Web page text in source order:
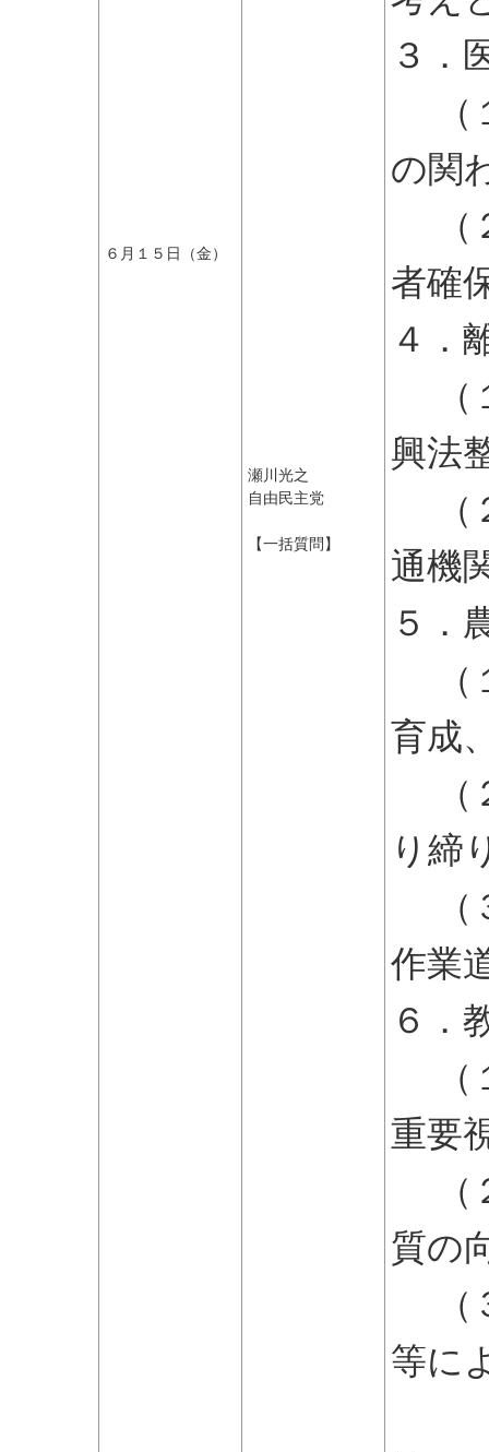
６月１５日（金）
瀬川光之
自由民主党
【一括質問】
３．
（
の関
（
者確
４．
（
興法
（
通機
５．
（
育成
（
り締
（
作業
６．
（
重要
（
質の
（
等に